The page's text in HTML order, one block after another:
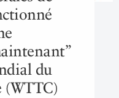
du
(WTTC)